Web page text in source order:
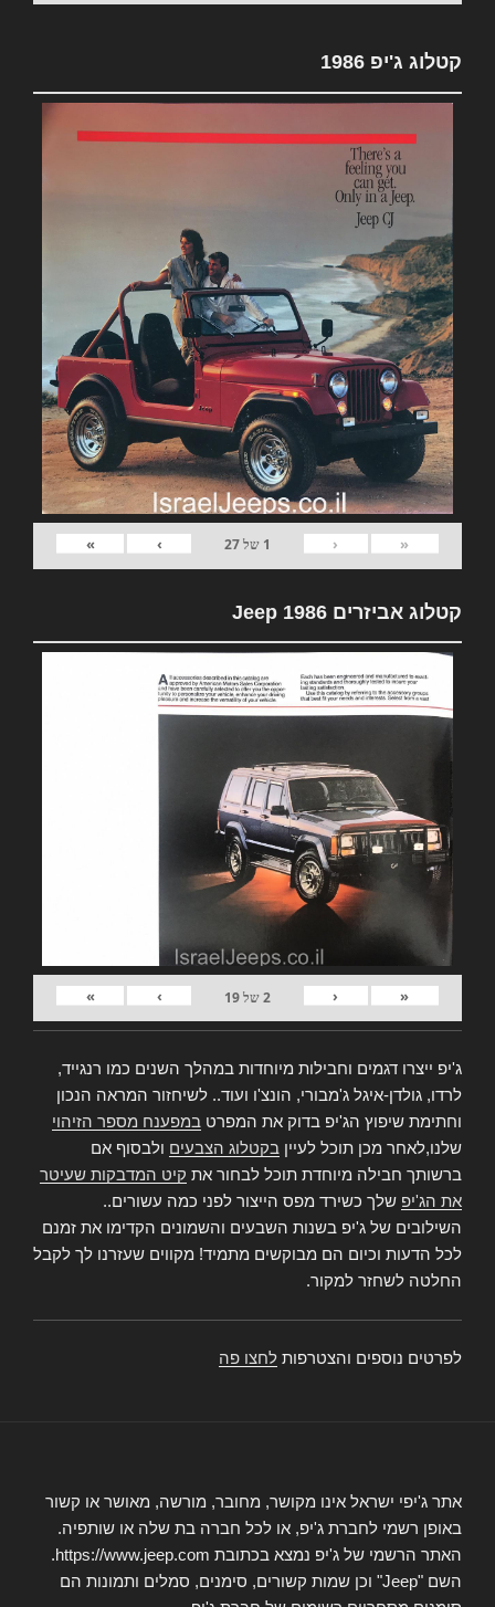
קטלוג ג'יפ 1986
«
‹
1 של27
›
»
קטלוג אביזרים Jeep 1986
«
‹
2של19
›
»
ג'יפ ייצרו דגמים וחבילות מיוחדות במהלך השנים כמו רנגייד,
לרדו, גולדן-איגל ג'מבורי, הונצ'ו ועוד.. לשיחזור המראה הנכון
וחתימת שיפוץ הג'יפ בדוק את המפרט במפענח מספר הזיהוי
שלנו,לאחר מכן תוכל לעיין בקטלוג הצבעים ולבסוף אם
ברשותך חבילה מיוחדת תוכל לבחור את קיט המדבקות שעיטר
את הג'יפ שלך כשירד מפס הייצור לפני כמה עשורים..
השילובים של ג'יפ בשנות השבעים והשמונים הקדימו את זמנם
לכל הדעות וכיום הם מבוקשים מתמיד! מקווים שעזרנו לך לקבל
החלטה לשחזר למקור.
לפרטים נוספים והצטרפות לחצו פה
אתר ג'יפי ישראל אינו מקושר, מחובר, מורשה, מאושר או קשור
באופן רשמי לחברת ג'יפ, או לכל חברה בת שלה או שותפיה.
האתר הרשמי של ג'יפ נמצא בכתובת https://www.jeep.com.
השם "Jeep" וכן שמות קשורים, סימנים, סמלים ותמונות הם